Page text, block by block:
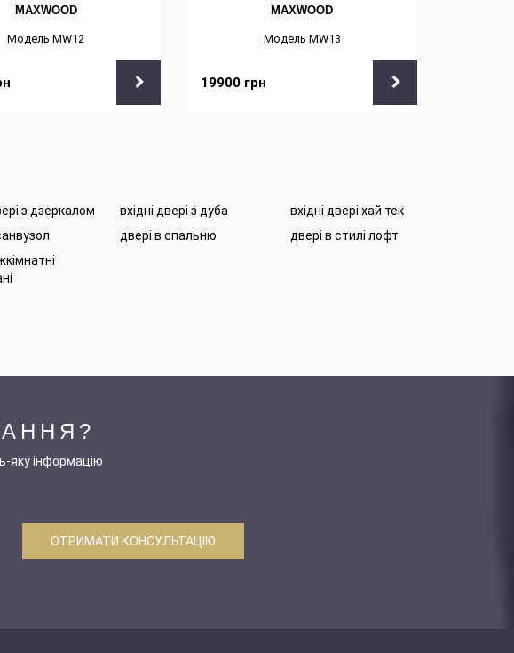
MAXWOOD
Модель MW12
MAXWOOD
Модель MW13
19900 грн
з дзеркалом вхідні двері з дуба
вхідні двері хай тек
двері в спальню
двері в стилі лофт
яку інформацію
ОТРИМАТИ КОНСУЛЬТАЦІЮ